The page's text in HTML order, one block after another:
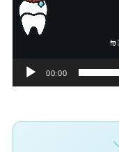
ー
ヤ
00:00